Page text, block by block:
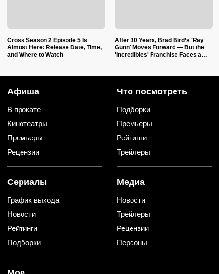
Cross Season 2 Episode 5 Is
Almost Here: Release Date, Time,
and Where to Watch
After 30 Years, Brad Bird’s 'Ray
Gunn' Moves Forward — But the
'Incredibles' Franchise Faces a
Афиша
В прокате
Кинотеатры
Премьеры
Рецензии
Что посмотреть
Подборки
Премьеры
Рейтинги
Трейлеры
Сериалы
График выхода
Новости
Рейтинги
Подборки
Медиа
Новости
Трейлеры
Рецензии
Персоны